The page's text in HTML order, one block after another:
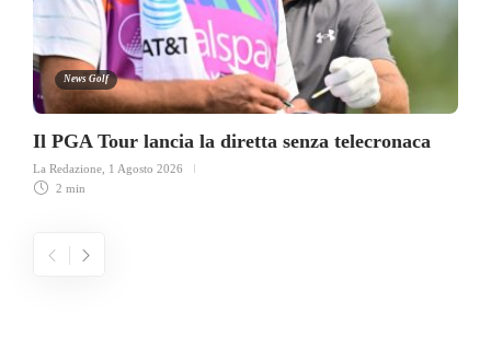
News Golf
Il PGA Tour lancia la diretta senza telecronaca
La Redazione 1 Agosto 2026
2 min